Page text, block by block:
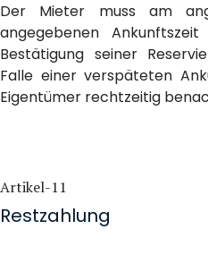
Der Mieter muss am
angegebenen
Bestätigung seiner
Falle einer verspäteten
Eigentümer rechtzeitig
Artikel-11
Restzahlung